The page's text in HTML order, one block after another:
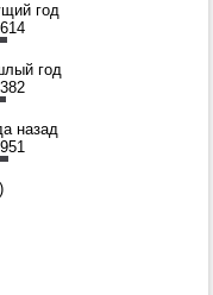
год
год
назад